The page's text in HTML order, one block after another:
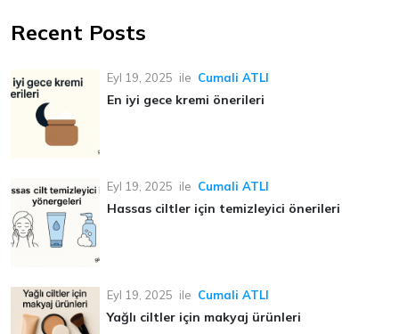
Recent Posts
Eyl 19, 2025 ile Cumali ATLI
En iyi gece kremi önerileri
Eyl 19, 2025 ile Cumali ATLI
Hassas ciltler için temizleyici önerileri
Eyl 19, 2025 ile Cumali ATLI
Yağlı ciltler için makyaj ürünleri